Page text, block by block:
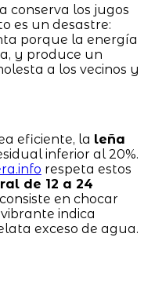
conserva los jugos
es un desastre:
porque la energía
y produce un
a los vecinos y
eficiente, la leña
inferior al 20%.
respeta estos
de 12 a 24
en chocar
indica
exceso de agua.